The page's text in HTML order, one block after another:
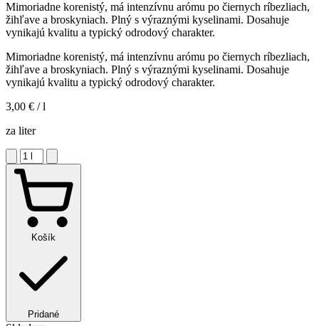
Mimoriadne korenistý, má intenzívnu arómu po čiernych ríbezliach,
žihľave a broskyniach. Plný s výraznými kyselinami. Dosahuje
vynikajú kvalitu a typický odrodový charakter.
Mimoriadne korenistý, má intenzívnu arómu po čiernych ríbezliach,
žihľave a broskyniach. Plný s výraznými kyselinami. Dosahuje
vynikajú kvalitu a typický odrodový charakter.
3,00 € / l
za liter
Košík
Pridané